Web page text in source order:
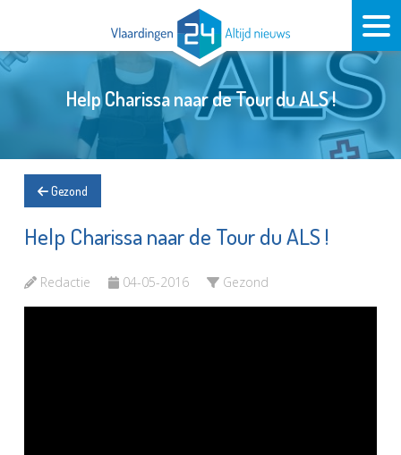
Help Charissa naar de Tour du ALS !
Gezond
Help Charissa naar de Tour du ALS !
Redactie 04-05-2016 Gezond